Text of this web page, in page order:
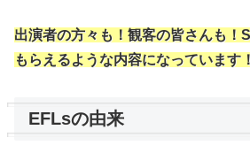
出演者の方々も！観客の皆さんも！
もらえるような内容になっています！
EFLsの由来